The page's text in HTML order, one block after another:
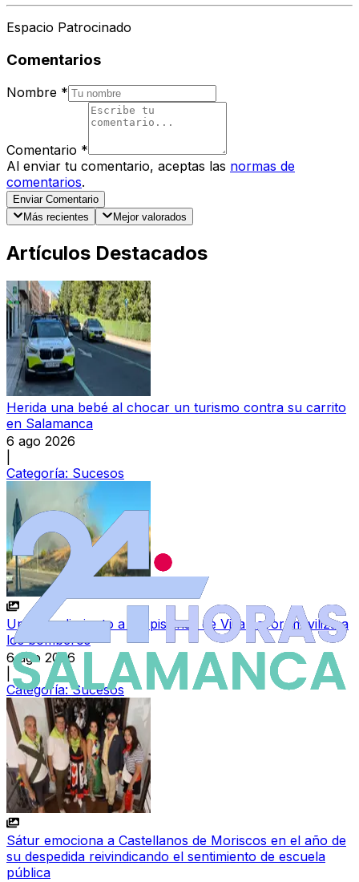
Espacio Patrocinado
Comentarios
Nombre *
Comentario *
Al enviar tu comentario, aceptas las normas de
comentarios.
Enviar Comentario
Más recientes
Mejor valorados
Artículos Destacados
Herida una bebé al chocar un turismo contra su carrito
en Salamanca
6 ago 2026
Categoría: Sucesos
Un incendio junto a las piscinas de Villamayor moviliza a
los bomberos
6 ago 2026
Categoría:Sucesos
Sátur emociona a Castellanos de Moriscos en el año de
su despedida reivindicando el sentimiento de escuela
pública